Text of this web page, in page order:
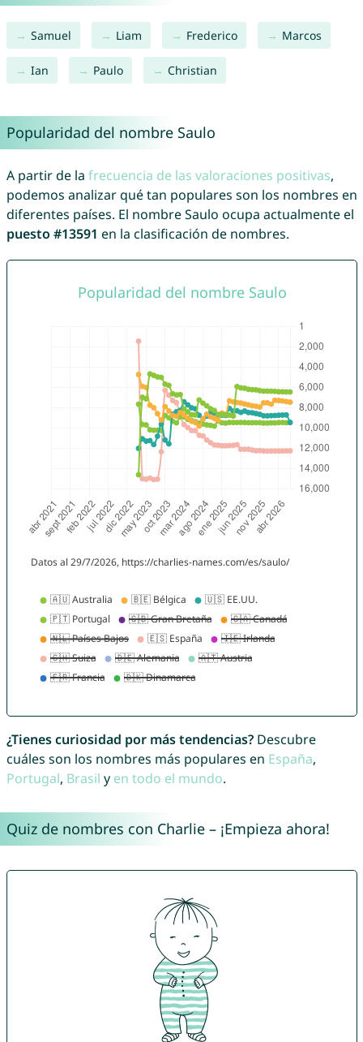
Samuel Liam Frederico Marcos
Ian Paulo Christian
Popularidad del nombre Saulo
A partir de la frecuencia de las valoraciones positivas,
podemos analizar qué tan populares son los nombres en
diferentes países. El nombre Saulo ocupa actualmente el
puesto #13591 en la clasificación de nombres.
¿Tienes curiosidad por más tendencias?Descubre
cuáles son los nombres más populares en España,
Portugal, Brasil y en todo el mundo.
Quiz de nombres con Charlie – ¡Empieza ahora!